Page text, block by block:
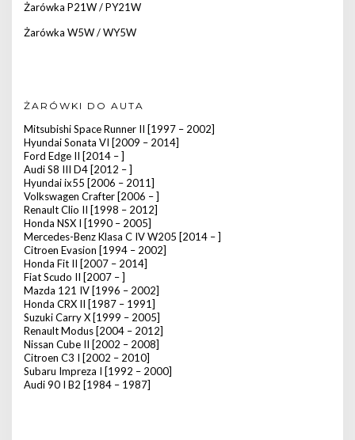
Żarówka P21W / PY21W
Żarówka W5W / WY5W
ŻARÓWKI DO AUTA
Mitsubishi Space Runner II [1997 – 2002]
Hyundai Sonata VI [2009 – 2014]
Ford Edge II [2014 – ]
Audi S8 III D4 [2012 – ]
Hyundai ix55 [2006 – 2011]
Volkswagen Crafter [2006 – ]
Renault Clio II [1998 – 2012]
Honda NSX I [1990 – 2005]
Mercedes-Benz Klasa C IV W205 [2014 – ]
Citroen Evasion [1994 – 2002]
Honda Fit II [2007 – 2014]
Fiat Scudo II [2007 – ]
Mazda 121 IV [1996 – 2002]
Honda CRX II [1987 – 1991]
Suzuki Carry X [1999 – 2005]
Renault Modus [2004 – 2012]
Nissan Cube II [2002 – 2008]
Citroen C3 I [2002 – 2010]
Subaru Impreza I [1992 – 2000]
Audi 90 I B2 [1984 – 1987]